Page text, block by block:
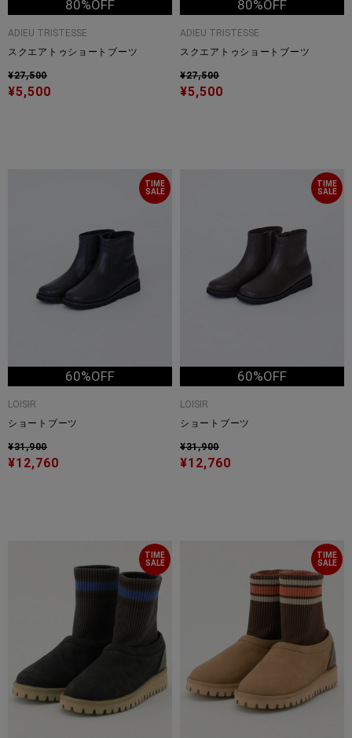
80%OFF
ADIEU TRISTESSE
スクエアトゥショートブーツ
¥27,500
¥5,500
80%OFF
ADIEU TRISTESSE
スクエアトゥショートブーツ
¥27,500
¥5,500
TIME
SALE
60%OFF
LOISIR
ショートブーツ
¥31,900
¥12,760
TIME
SALE
60%OFF
LOISIR
ショートブーツ
¥31,900
¥12,760
TIME
SALE
TIME
SALE